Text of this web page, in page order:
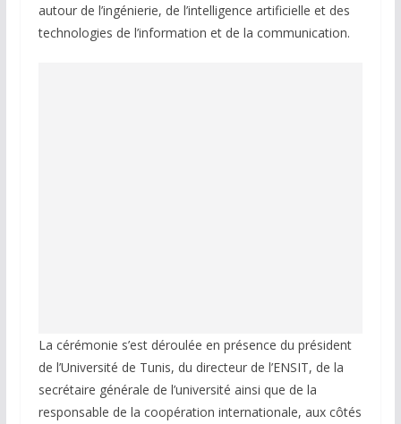
autour de l’ingénierie, de l’intelligence artificielle et des
technologies de l’information et de la communication.
La cérémonie s’est déroulée en présence du président
de l’Université de Tunis, du directeur de l’ENSIT, de la
secrétaire générale de l’université ainsi que de la
responsable de la coopération internationale, aux côtés